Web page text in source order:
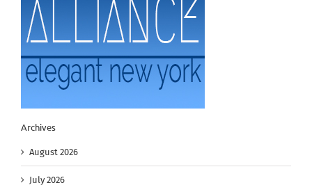
Archives
August 2026
July 2026